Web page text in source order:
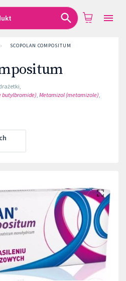
› SCOPOLAN COMPOSITUM
,
butylbromide), Metamizol (metamizole),